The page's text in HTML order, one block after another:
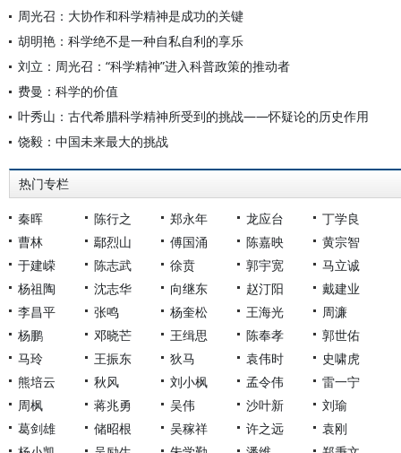
周光召：大协作和科学精神是成功的关键
胡明艳：科学绝不是一种自私自利的享乐
刘立：周光召：“科学精神”进入科普政策的推动者
费曼：科学的价值
叶秀山：古代希腊科学精神所受到的挑战——怀疑论的历史作用
饶毅：中国未来最大的挑战
热门专栏
秦晖 陈行之 郑永年 龙应台
丁学良
曹林
鄢烈山 傅国涌 陈嘉映
黄宗智
于建嵘
陈志武 徐贲 郭宇宽
马立诚
杨祖陶
沈志华 向继东 赵汀阳
戴建业
李昌平
张鸣 杨奎松 王海光
周濂
杨鹏
邓晓芒 王缉思 陈奉孝
郭世佑
马玲
王振东 狄马 袁伟时
史啸虎
熊培云
秋风 刘小枫 孟令伟
雷一宁
周枫
蒋兆勇 吴伟 沙叶新
刘瑜
葛剑雄
储昭根 吴稼祥 许之远
袁刚